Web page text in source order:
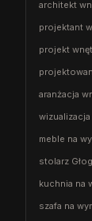
architekt
projektant
projekt
aranżacja
meble na
stolarz
kuchnia na
szafa na